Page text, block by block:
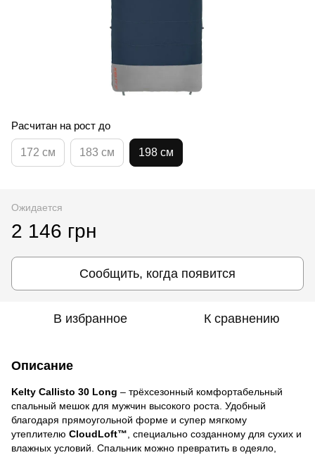
Расчитан на рост до
172 см 183 см 198 см
Ожидается
2 146 грн
Сообщить, когда появится
В избранное К сравнению
Описание
Kelty Callisto 30 Long – трёхсезонный комфортабельный
спальный мешок для мужчин высокого роста. Удобный
благодаря прямоугольной форме и супер мягкому
утеплителю CloudLoft™ , специально созданному для сухих и
влажных условий. Спальник можно превратить в одеяло,